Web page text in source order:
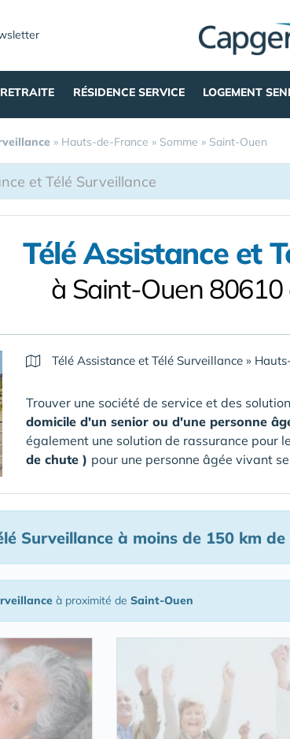
RÉSIDENCE SERVICE LOGEMENT
» Hauts-de-France » Somme » Saint-Ouen
Télé Assistance et
à Saint-Ouen
Télé Assistance et Télé Surveillance »
Trouver une société de service et des
domicile d'un senior ou d'une personne
également une solution de rassurance pour
de chute ) pour une personne âgée vivant
Surveillance à moins de 150 km
à proximité de Saint-Ouen